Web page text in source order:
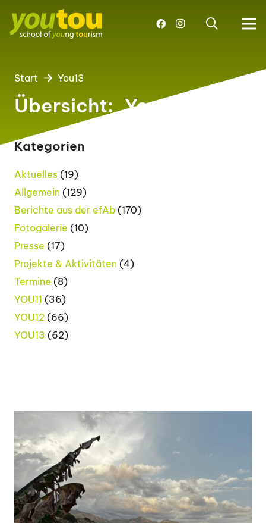
Start You13
Übersicht: You13
Kategorien
Aktuelles (19)
Allgemein (129)
Berichte aus der efAb (170)
Fotogalerie (10)
Presse (17)
Projekte & Aktivitäten (4)
Termine (8)
YOU11 (36)
YOU12 (66)
YOU13 (62)